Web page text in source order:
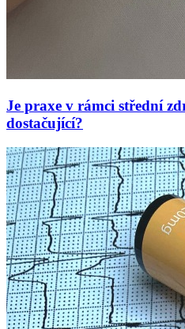
Je praxe v rámci střední
dostačující?